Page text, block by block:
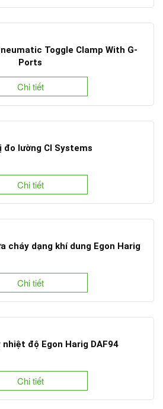
Toggle Clamp With G-
Ports
Chi tiết
đo lường CI Systems
Chi tiết
cháy dạng khí dung Egon Harig
Chi tiết
độ Egon Harig DAF94
Chi tiết